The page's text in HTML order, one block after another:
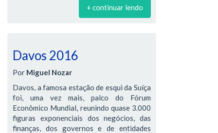
+ continuar lendo
Davos 2016
Por Miguel Nozar
Davos, a famosa estação de esqui da Suíça
foi, uma vez mais, palco do Fórum
Econômico Mundial, reunindo quase 3.000
figuras exponenciais dos negócios, das
finanças, dos governos e de entidades